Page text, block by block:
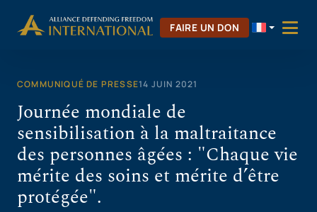
FAIRE UN DON
COMMUNIQUÉ DE PRESSE14 JUIN 2021
Journée mondiale de
sensibilisation à la maltraitance
des personnes âgées : "Chaque vie
mérite des soins et mérite d’être
protégée".